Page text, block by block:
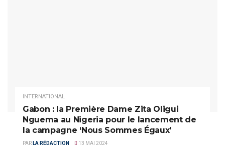
INTERNATIONAL
Gabon : la Première Dame Zita Oligui
Nguema au Nigeria pour le lancement de
la campagne ‘Nous Sommes Égaux’
PAR LA RÉDACTION 13 MAI 2024